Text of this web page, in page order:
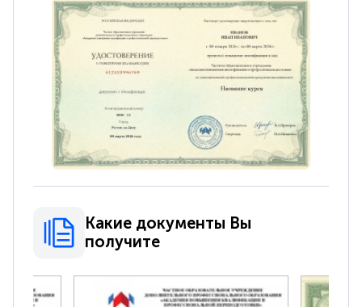
Какие документы Вы
получите